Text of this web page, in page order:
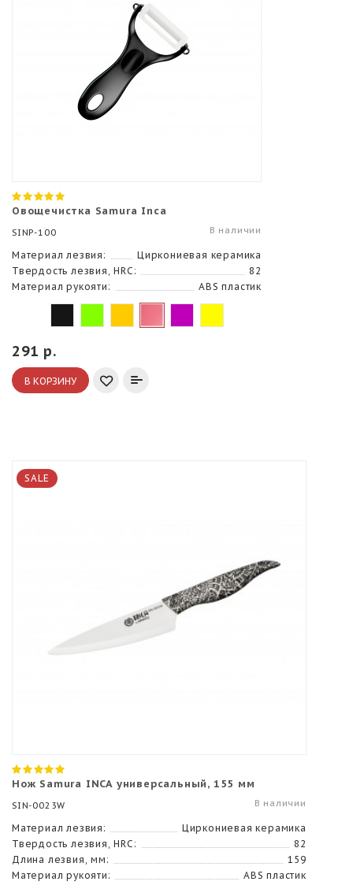
Овощечистка Samura Inca
SINP-100 В наличии
Материал лезвия:
Циркониевая керамика
Твердость лезвия, HRC:
82
Материал рукояти:
ABS пластик
291 р.
В КОРЗИНУ
SALE
Нож Samura INCA универсальный, 155 мм
SIN-0023W В наличии
Материал лезвия:
Циркониевая керамика
Твердость лезвия, HRC:
82
Длина лезвия, мм:
159
Материал рукояти:
ABS пластик